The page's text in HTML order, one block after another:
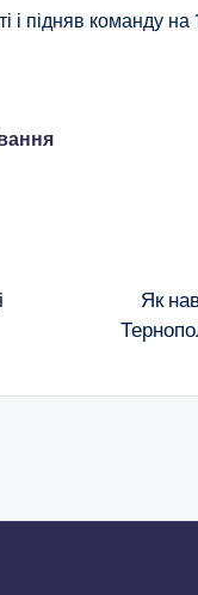
і підняв команду
Як